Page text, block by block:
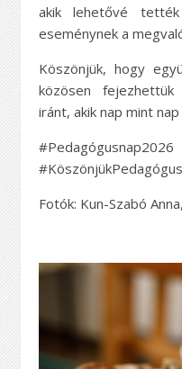
akik lehetővé
eseménynek a
Köszönjük, hogy
közösen
iránt, akik nap mint
Fotók: Kun-Szabó